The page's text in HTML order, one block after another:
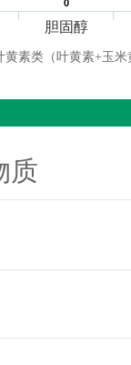
素类（叶黄素+玉米
0
0
胆固醇
质